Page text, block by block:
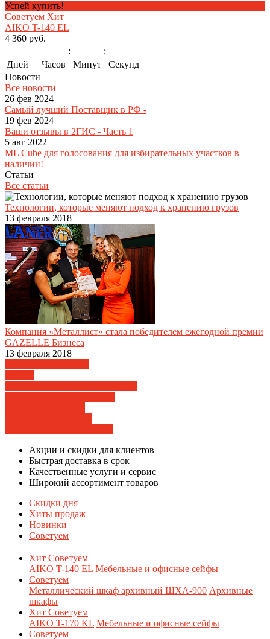
Успей купить!
Советуем Хит
AIKO T-140 EL
4 360 руб.
:
:
Дней
Часов Минут
Секунд
Новости
Все новости
26 фев 2024
Самый лучший Поставщик в РФ -
19 фев 2024
Ваши отзывы в 2ГИС - Часть 1
5 авг 2022
ML Cube для голосования для избирательных участков в
наличии!
Статьи
Все статьи
Технологии, которые меняют подход к хранению грузов
13 февраля 2018
Компания «Металлист» стала победителем ежегодной премии
GAZELLE Бизнеса
13 февраля 2018
Акции и скидки для клиентов
Быстрая доставка в срок
Качественные услуги и сервис
Широкий ассортимент товаров
Скидки дня
Хиты продаж
Новинки
Советуем
Хит Советуем
AIKO T-140 EL Мебельные и офисные сейфы
Советуем
Металлический шкаф архивный ШХА-900 Архивные
шкафы
Хит Советуем
AIKO T-170 KL Мебельные и офисные сейфы
Советуем